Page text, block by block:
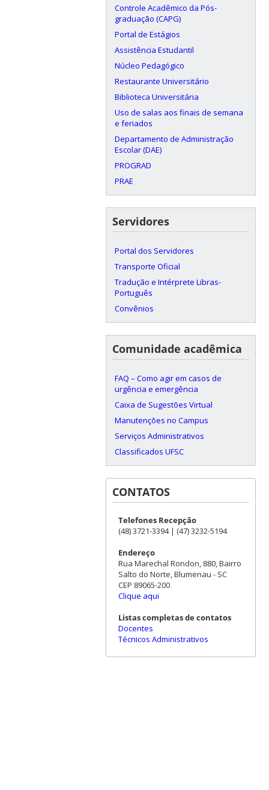
Controle Acadêmico da Pós-
graduação (CAPG)
Portal de Estágios
Assistência Estudantil
Núcleo Pedagógico
Restaurante Universitário
Biblioteca Universitária
Uso de salas aos finais de semana
e feriados
Departamento de Administração
Escolar (DAE)
PROGRAD
PRAE
Servidores
Portal dos Servidores
Transporte Oficial
Tradução e Intérprete Libras-
Português
Convênios
Comunidade acadêmica
FAQ – Como agir em casos de
urgência e emergência
Caixa de Sugestões Virtual
Manutenções no Campus
Serviços Administrativos
Classificados UFSC
CONTATOS
Telefones Recepção
(48) 3721-3394 | (47) 3232-5194
Endereço
Rua Marechal Rondon, 880, Bairro
Salto do Norte, Blumenau - SC
CEP 89065-200
Clique aqui
Listas completas de contatos
Docentes
Técnicos Administrativos